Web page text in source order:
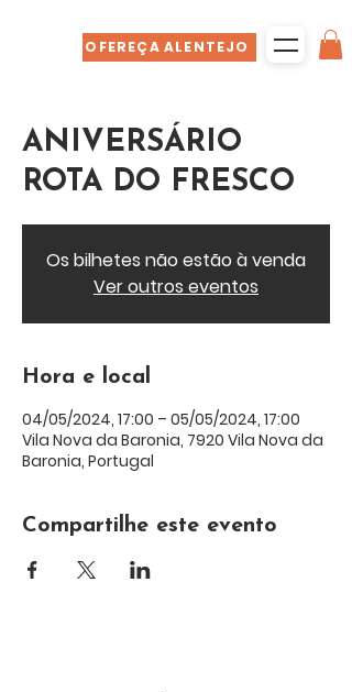
OFEREÇA ALENTEJO
ANIVERSÁRIO
ROTA DO FRESCO
Os bilhetes não estão à venda
Ver outros eventos
Hora e local
04/05/2024, 17:00 – 05/05/2024, 17:00
Vila Nova da Baronia, 7920 Vila Nova da
Baronia, Portugal
Compartilhe este evento